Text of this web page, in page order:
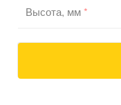
Высота, мм*